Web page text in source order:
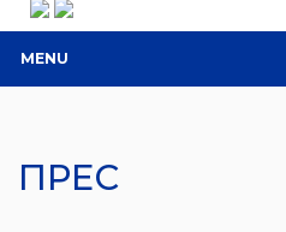
MENU
ПРЕС